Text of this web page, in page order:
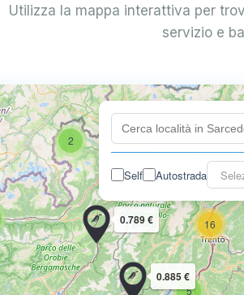
Utilizza la mappa interattiva per
servizio e
Self Autostrada
2
16
10
5
0.885 €
0.789 €